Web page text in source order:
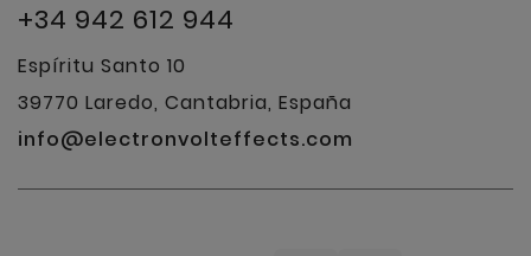
+34 942 612 944
Espíritu Santo 10
39770 Laredo, Cantabria, España
info@electronvolteffects.com